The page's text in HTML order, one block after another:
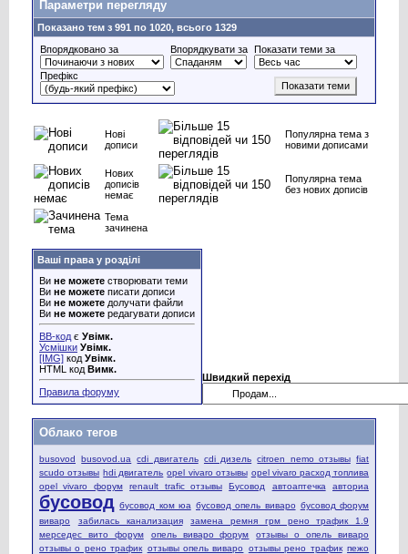
Параметри перегляду
Показано тем з 991 по 1020, всього 1329
Впорядковано за
Впорядкувати за Показати теми за
Префікс
Нові
дописи
Популярна тема з
новими дописами
Нових
дописів
немає
Популярна тема
без нових дописів
Тема
зачинена
Ваші права у розділі
Ви не можете створювати теми
Ви не можете писати дописи
Ви не можете долучати файли
Ви не можете редагувати дописи
BB-код є Увімк.
Усмішки Увімк.
[IMG] код Увімк.
HTML код Вимк.
Правила форуму
Швидкий перехід
Облако тегов
busovod busovod.ua cdi двигатель cdi дизель citroen nemo отзывы fiat
scudo отзывы hdi двигатель opel vivaro отзывы opel vivaro расход топлива
opel vivaro форум
renault trafic отзывы Бусовод автоаптечка авториа
бусовод бусовод ком юа бусовод опель виваро бусовод форум
виваро
забилась канализация
замена ремня грм рено трафик 1.9
мерседес вито форум
опель виваро форум
отзывы о опель виваро
отзывы о рено трафик отзывы опель виваро отзывы рено трафик пежо